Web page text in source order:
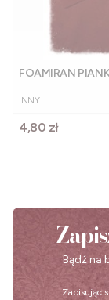
FOAMIRAN
PRODUCENT
INNY
Cena
4,80 zł
Bądź na
Zapisując